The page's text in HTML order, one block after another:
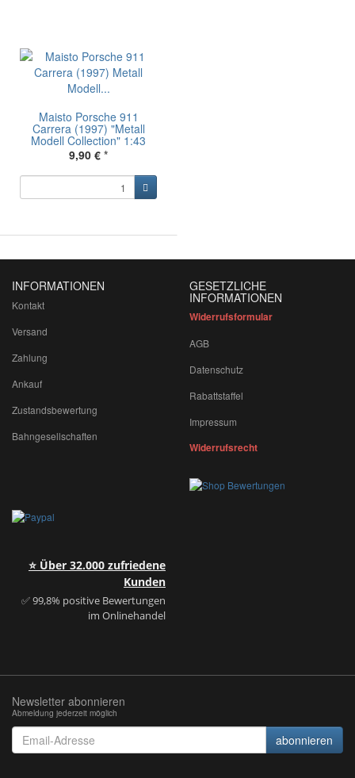
Maisto Porsche 911
Carrera (1997) "Metall
Modell Collection" 1:43
9,90 € *
INFORMATIONEN
Kontakt
Versand
Zahlung
Ankauf
Zustandsbewertung
Bahngesellschaften
GESETZLICHE
INFORMATIONEN
Widerrufsformular
AGB
Datenschutz
Rabattstaffel
Impressum
Widerrufsrecht
⭐ Über 32.000 zufriedene
Kunden
✅ 99,8% positive Bewertungen
im Onlinehandel
Newsletter abonnieren
Abmeldung jederzeit möglich
Email-
Adresse
abonnieren